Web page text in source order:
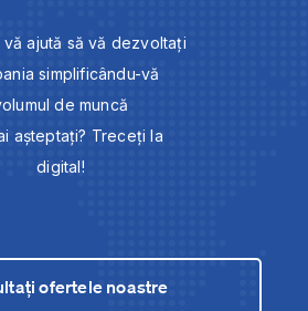
vă ajută să vă dezvoltați
simplificându-vă
de muncă
așteptați? Treceți la
digital!
ofertele noastre